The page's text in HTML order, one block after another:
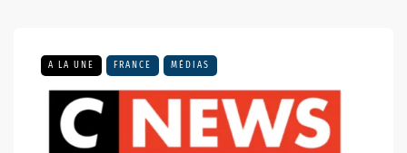
A LA UNE FRANCE MÉDIAS